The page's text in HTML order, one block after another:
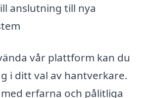
anslutning till nya
vår plattform kan du
i ditt val av hantverkare.
erfarna och pålitliga